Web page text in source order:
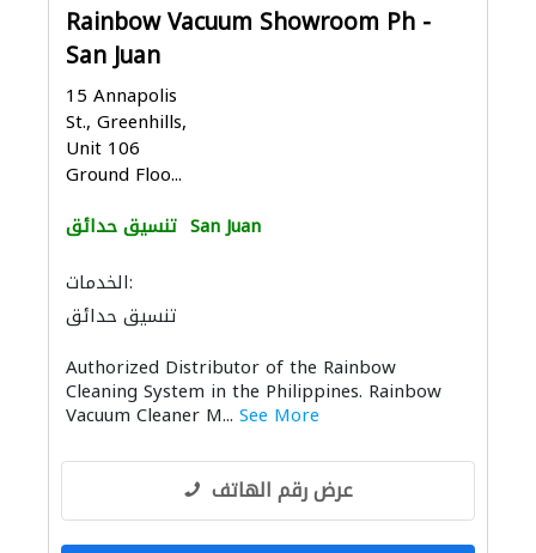
Rainbow Vacuum Showroom Ph -
San Juan
15 Annapolis
St., Greenhills,
Unit 106
Ground Floo...
تنسيق حدائق San Juan
الخدمات:
تنسيق حدائق
Authorized Distributor of the Rainbow
Cleaning System in the Philippines. Rainbow
Vacuum Cleaner M... See More
عرض رقم الهاتف